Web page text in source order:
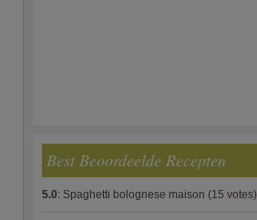
Best Beoordeelde Recepten
5.0: Spaghetti bolognese maison (15 votes)